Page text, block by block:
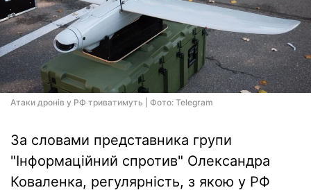
Атаки дронів у РФ триватимуть | Фото: Telegram
За словами представника групи
"Інформаційний спротив" Олександра
Коваленка, регулярність, з якою у РФ